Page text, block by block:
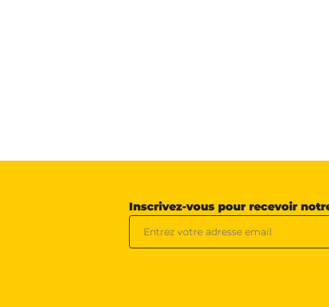
Inscrivez-vous pour recevoir